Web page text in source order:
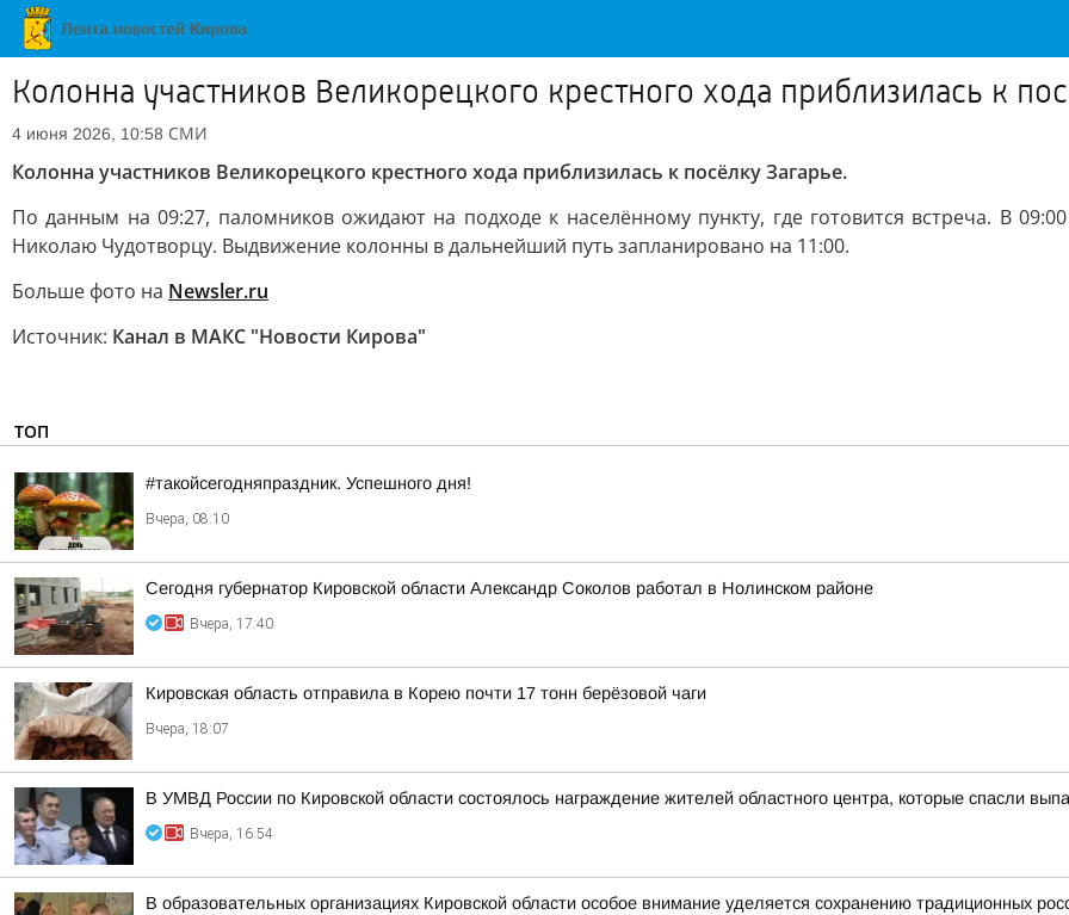
Колонна участников Великорецкого крестного хода приблизилась к
4 июня 2026, 10:58 СМИ
Колонна участников Великорецкого крестного хода приблизилась к посёлку Загарье.
По данным на 09:27, паломников ожидают на подходе к населённому пункту, где готовится встреча. В
Николаю Чудотворцу. Выдвижение колонны в дальнейший путь запланировано на 11:00.
Больше фото на Newsler.ru
Источник: Канал в МАКС "Новости Кирова"
ТОП
#такойсегодняпраздник. Успешного дня!
Вчера, 08:10
Сегодня губернатор Кировской области Александр Соколов работал в Нолинском районе
Вчера, 17:40
Кировская область отправила в Корею почти 17 тонн берёзовой чаги
Вчера, 18:07
В УМВД России по Кировской области состоялось награждение жителей областного центра, которые спасли
Вчера, 16:54
В образовательных организациях Кировской области особое внимание уделяется сохранению традиционных